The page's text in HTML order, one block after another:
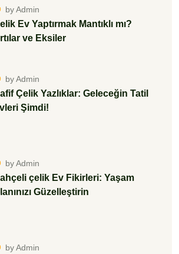
by Admin
Ev Yaptırmak Mantıklı mı?
ve Eksiler
by Admin
Çelik Yazlıklar: Geleceğin Tatil
Şimdi!
by Admin
çelik Ev Fikirleri: Yaşam
Güzelleştirin
by Admin